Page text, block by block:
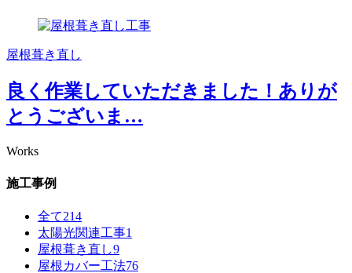
屋根葺き直し
良く作業していただきました！ありが
とうございま…
Works
施工事例
全て214
太陽光関連工事1
屋根葺き直し9
屋根カバー工法76